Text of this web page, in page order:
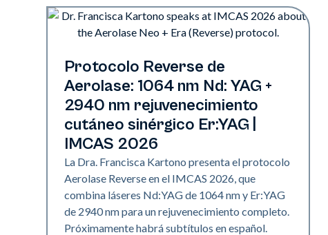
Neo + Era | Presentaciones
Protocolo Reverse de
Aerolase: 1064 nm Nd: YAG +
2940 nm rejuvenecimiento
cutáneo sinérgico Er:YAG |
IMCAS 2026
La Dra. Francisca Kartono presenta el protocolo
Aerolase Reverse en el IMCAS 2026, que
combina láseres Nd:YAG de 1064 nm y Er:YAG
de 2940 nm para un rejuvenecimiento completo.
Próximamente habrá subtítulos en español.